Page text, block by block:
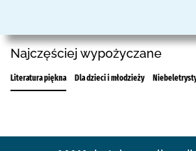
Najczęściej wypożyczane
Literatura piękna Dla dzieci i młodzieży